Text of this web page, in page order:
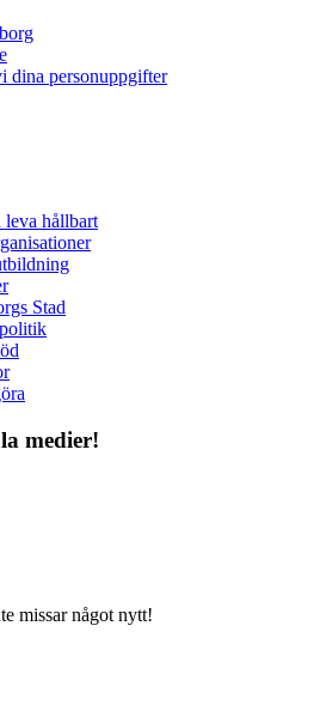
dina personuppgifter
hållbart
Stad
medier!
missar något nytt!